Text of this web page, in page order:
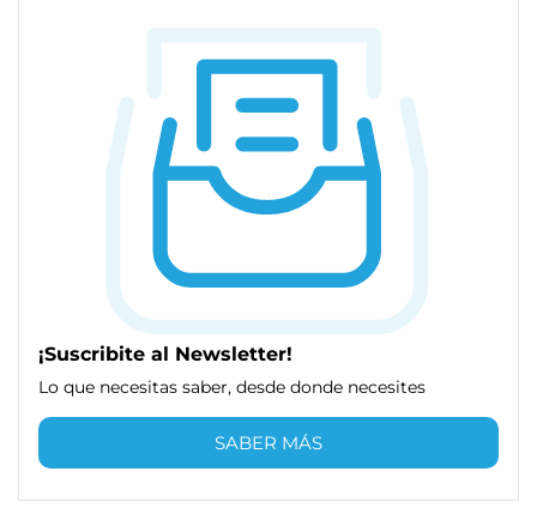
¡Suscribite al Newsletter!
Lo que necesitas saber, desde donde necesites
SABER MÁS